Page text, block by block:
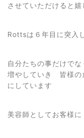
させていただけると
Rottsは６年目に突入
自分たちの事だけで
増やしていき 皆様の
にしています
美容師としてお客様に